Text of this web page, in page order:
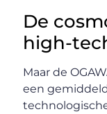
De
high-
Maar de
een